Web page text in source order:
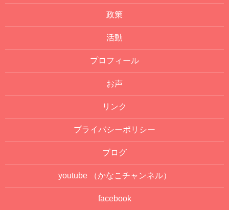
政策
活動
プロフィール
お声
リンク
プライバシーポリシー
ブログ
youtube （かなこチャンネル）
facebook